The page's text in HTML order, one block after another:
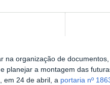
na organização de
planejar a montagem das
em 24 de abril, a portaria nº